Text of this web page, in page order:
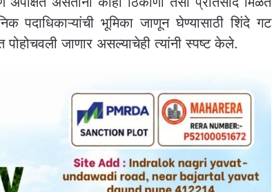
पदाधिकाऱ्यांची भूमिका जाणून घेण्यासाठी शिंदे गट
जाणार असल्याचेही त्यांनी स्पष्ट केले.